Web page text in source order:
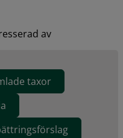
av
taxor